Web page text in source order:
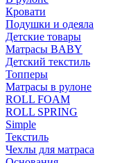
Кровати
Подушки и одеяла
Детские товары
Матрасы BABY
Детский текстиль
Топперы
Матрасы в рулоне
ROLL FOAM
ROLL SPRING
Simple
Текстиль
Чехлы для матраса